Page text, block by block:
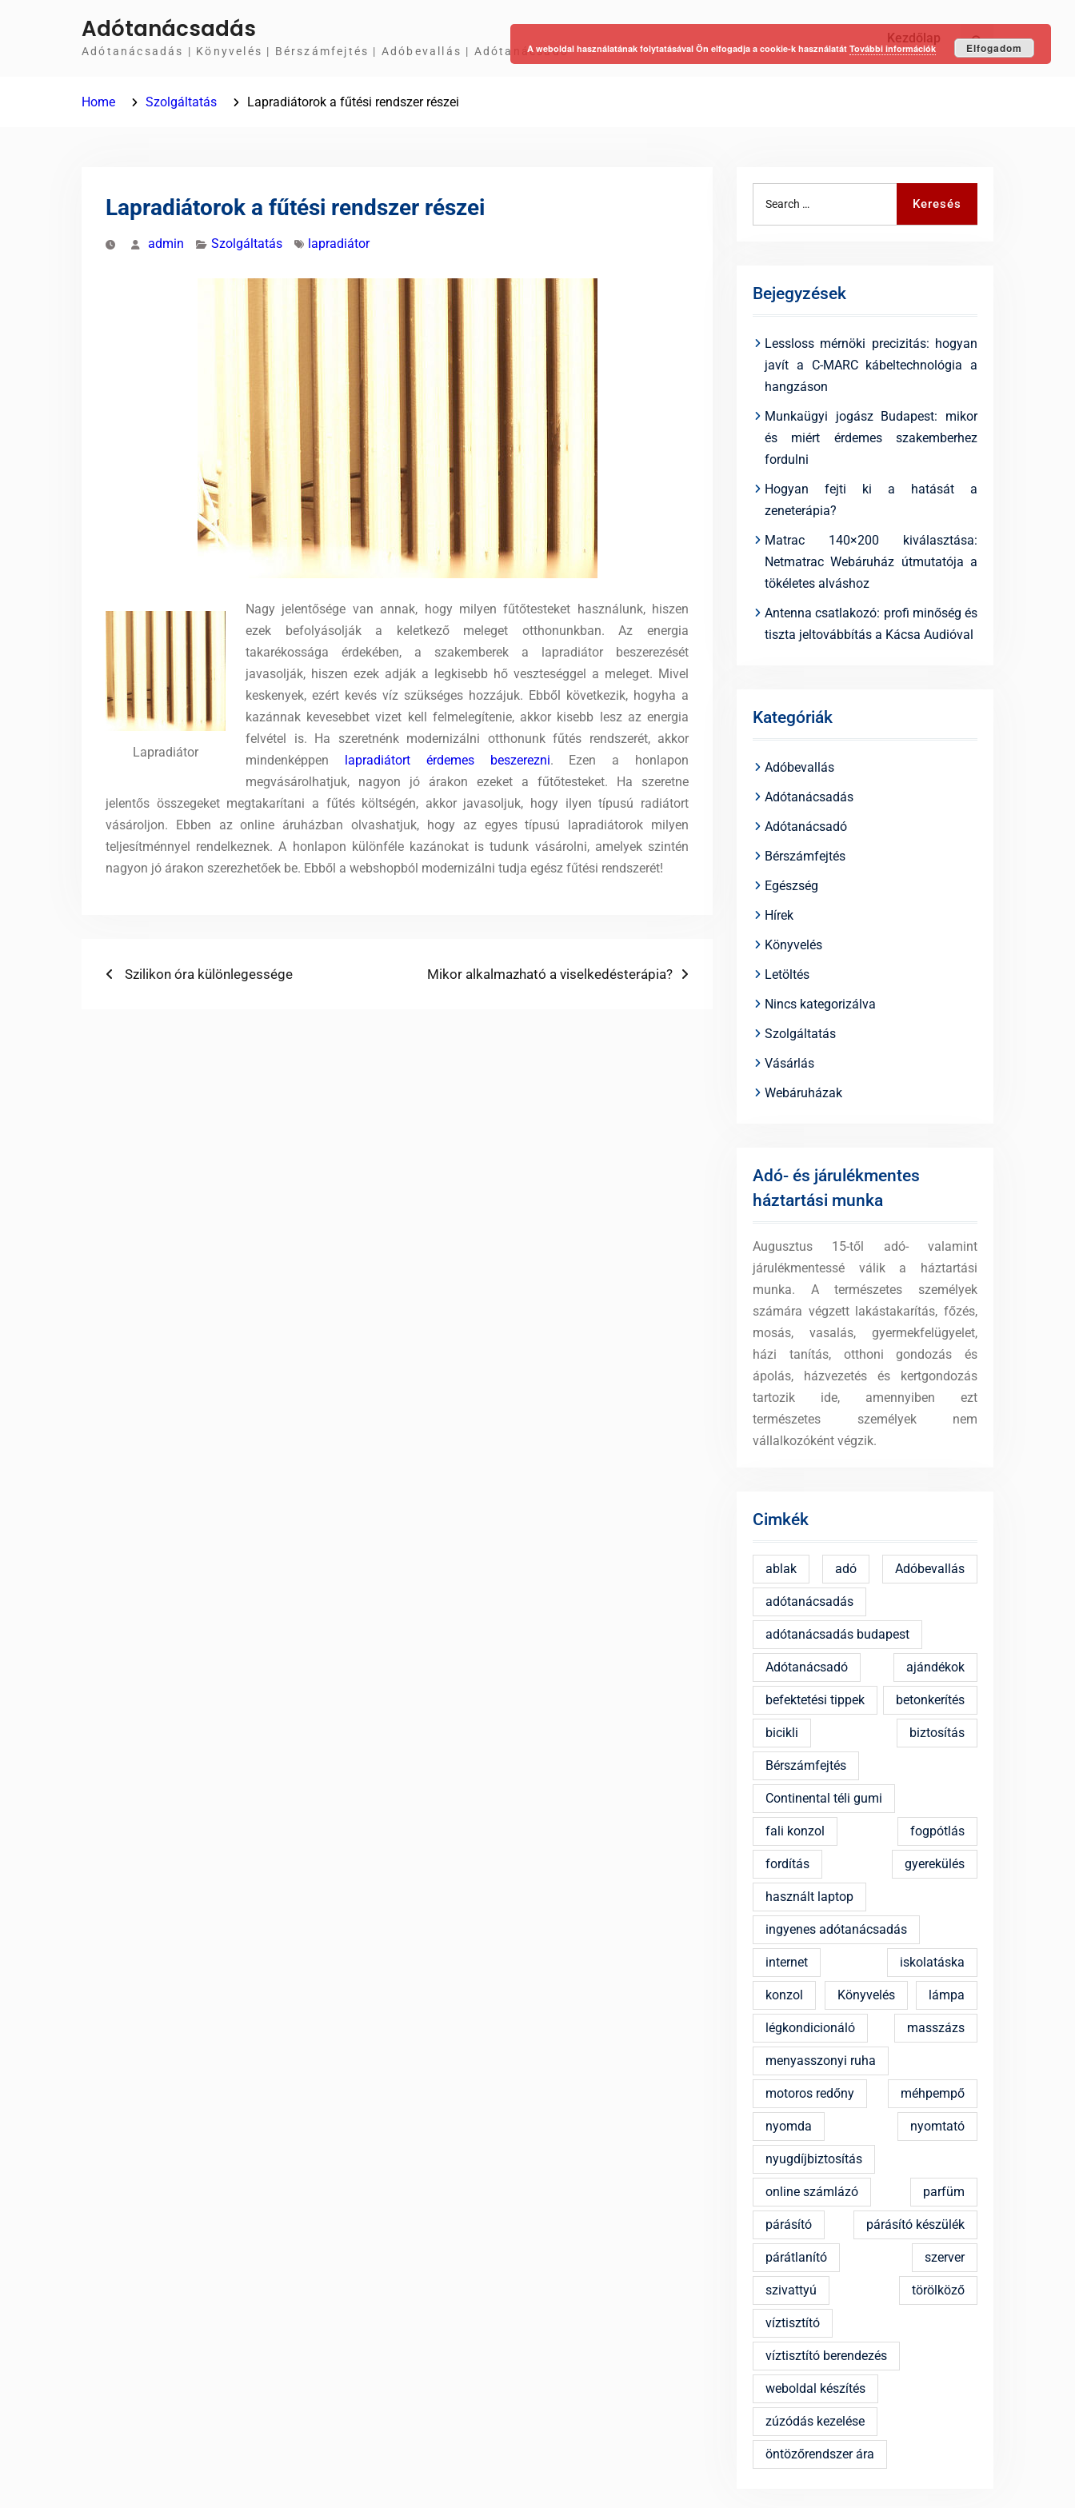
Adótanácsadás
Adótanácsadás | Könyvelés | Bérszámfejtés | Adóbevallás | Adótanácsadó
Kezdőlap Keresés
Home Szolgáltatás Lapradiátorok a fűtési rendszer részei
Lapradiátorok a fűtési rendszer részei
admin Szolgáltatás lapradiátor
Lapradiátor
Nagy jelentősége van annak, hogy milyen fűtőtesteket használunk, hiszen
ezek befolyásolják a keletkező meleget otthonunkban. Az energia
takarékossága érdekében, a szakemberek a lapradiátor beszerezését
javasolják, hiszen ezek adják a legkisebb hő veszteséggel a meleget. Mivel
keskenyek, ezért kevés víz szükséges hozzájuk. Ebből következik, hogyha a
kazánnak kevesebbet vizet kell felmelegítenie, akkor kisebb lesz az energia
felvétel is. Ha szeretnénk modernizálni otthonunk fűtés rendszerét, akkor
mindenképpen lapradiátort érdemes beszerezni. Ezen a honlapon
megvásárolhatjuk, nagyon jó árakon ezeket a fűtőtesteket. Ha szeretne
jelentős összegeket megtakarítani a fűtés költségén, akkor javasoljuk, hogy ilyen típusú radiátort
vásároljon. Ebben az online áruházban olvashatjuk, hogy az egyes típusú lapradiátorok milyen
teljesítménnyel rendelkeznek. A honlapon különféle kazánokat is tudunk vásárolni, amelyek szintén
nagyon jó árakon szerezhetőek be. Ebből a webshopból modernizálni tudja egész fűtési rendszerét!
Bejegyzés
Previous
Szilikon óra különlegessége
Next
Mikor alkalmazható a viselkedésterápia?
Keresés
Bejegyzések
Lessloss mérnöki precizitás: hogyan
javít a C-MARC kábeltechnológia a
hangzáson
Munkaügyi jogász Budapest: mikor
és miért érdemes szakemberhez
fordulni
Hogyan fejti ki a hatását a
zeneterápia?
Matrac 140×200 kiválasztása:
Netmatrac Webáruház útmutatója a
tökéletes alváshoz
Antenna csatlakozó: profi minőség és
tiszta jeltovábbítás a Kácsa Audióval
Kategóriák
Adóbevallás
Adótanácsadás
Adótanácsadó
Bérszámfejtés
Egészség
Hírek
Könyvelés
Letöltés
Nincs kategorizálva
Szolgáltatás
Vásárlás
Webáruházak
Adó- és járulékmentes
háztartási munka
Augusztus 15-től adó- valamint
járulékmentessé válik a háztartási
munka. A természetes személyek
számára végzett lakástakarítás, főzés,
mosás, vasalás, gyermekfelügyelet,
házi tanítás, otthoni gondozás és
ápolás, házvezetés és kertgondozás
tartozik ide, amennyiben ezt
természetes személyek nem
vállalkozóként végzik.
Cimkék
ablak adó Adóbevallás
adótanácsadás
adótanácsadás budapest
Adótanácsadó ajándékok
befektetési tippek betonkerítés
bicikli biztosítás
Bérszámfejtés
Continental téli gumi
fali konzol fogpótlás
fordítás gyerekülés
használt laptop
ingyenes adótanácsadás
internet iskolatáska
konzol Könyvelés lámpa
légkondicionáló masszázs
menyasszonyi ruha
motoros redőny méhpempő
nyomda nyomtató
nyugdíjbiztosítás
online számlázó parfüm
párásító párásító készülék
párátlanító szerver
szivattyú törölköző
víztisztító
víztisztító berendezés
weboldal készítés
zúzódás kezelése
öntözőrendszer ára
A weboldal használatának folytatásával Ön elfogadja a cookie-k használatát További információk Elfogadom